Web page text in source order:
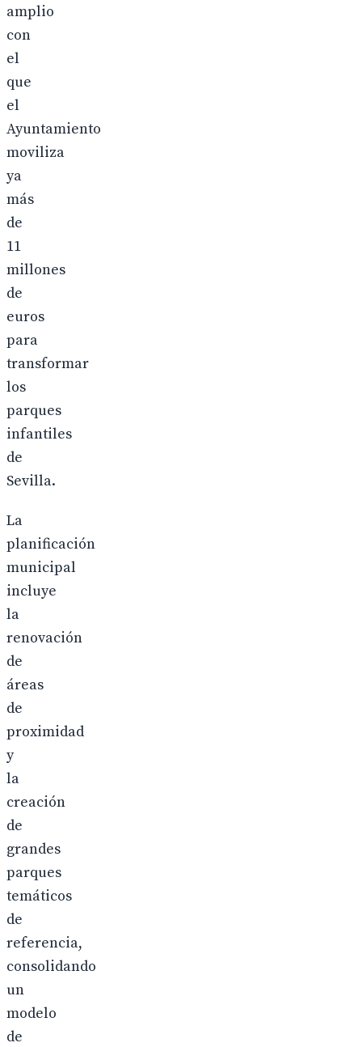
amplio
con
el
que
el
Ayuntamiento
moviliza
ya
más
de
11
millones
de
euros
para
transformar
los
parques
infantiles
de
Sevilla.
La
planificación
municipal
incluye
la
renovación
de
áreas
de
proximidad
y
la
creación
de
grandes
parques
temáticos
de
referencia,
consolidando
un
modelo
de